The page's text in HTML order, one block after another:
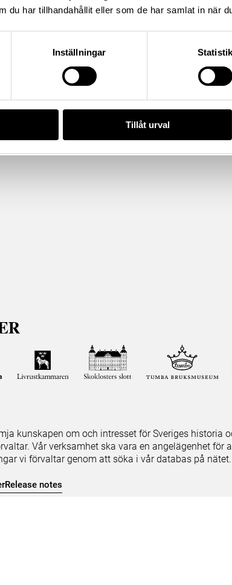
du har tillhandahållit eller som de har samlat in när
Inställningar Statistik
Tillåt urval
kunskapen om och intresset för Sveriges historia
Vår verksamhet ska vara en angelägenhet för
vi förvaltar genom att söka i vår databas på nätet.
Release notes